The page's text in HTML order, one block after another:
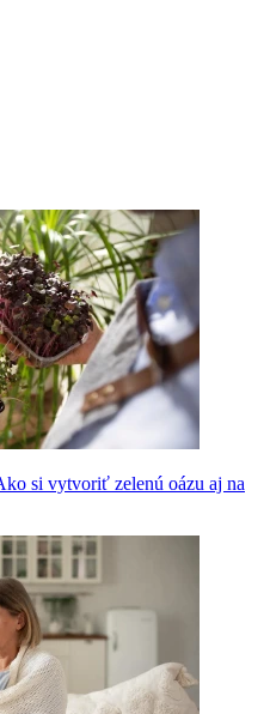
si vytvoriť zelenú oázu aj na